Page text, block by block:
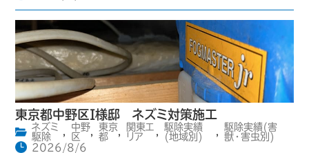
東京都中野区I様邸 ネズミ対策施工
ネズミ
駆除
,
中野
区
,
東京
都
,
関東エ
リア
,
駆除実績
(地域別)
,
駆除実績(害
獣・害虫別)
2026/8/6